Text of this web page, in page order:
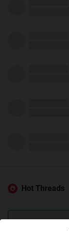
Hot Threads